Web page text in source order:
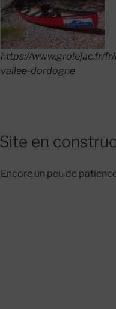
https://www.grolejac.fr/
vallee-dordogne
Site en
Encore un peu de